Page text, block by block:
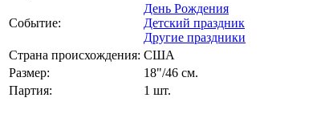
Событие:
День Рождения
Детский праздник
Другие праздники
Страна происхождения: США
Размер:
18"/46 см.
Партия:
1 шт.